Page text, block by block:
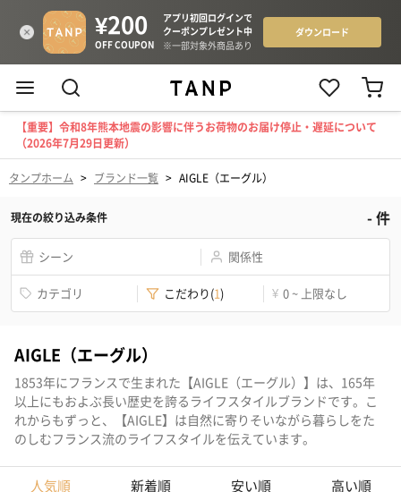
【重要】令和8年熊本地震の影響に伴うお荷物のお届け停止・遅延について
（2026年7月29日更新）
タンプホーム > ブランド一覧 > AIGLE（エーグル）
現在の絞り込み条件 -件
シーン 関係性
カテゴリ こだわり(1) ¥ 0 ~ 上限なし
AIGLE（エーグル）
1853年にフランスで生まれた【AIGLE（エーグル）】は、165年
以上にもおよぶ長い歴史を誇るライフスタイルブランドです。こ
れからもずっと、【AIGLE】は自然に寄りそいながら暮らしをた
のしむフランス流のライフスタイルを伝えています。
人気順 新着順 安い順 高い順